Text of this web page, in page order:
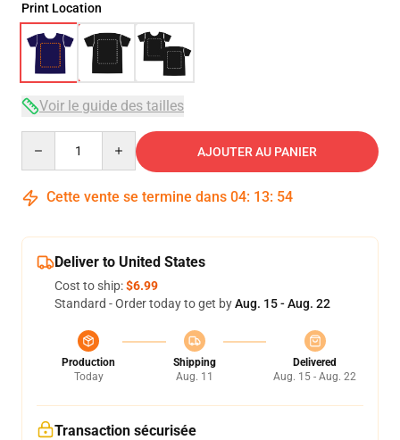
Print Location
Voir le guide des tailles
AJOUTER AU PANIER
Cette vente se termine dans 04: 13: 54
Deliver to United States
Cost to ship:$6.99
Standard - Order today to get byAug. 15 - Aug. 22
Production
Today
Shipping
Aug. 11
Delivered
Aug. 15 - Aug. 22
Transaction sécurisée